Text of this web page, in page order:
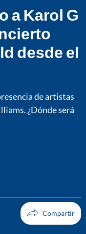
a Karol G
desde el
de artistas
¿Dónde será